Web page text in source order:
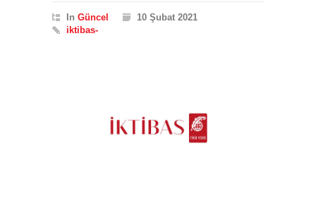
In Güncel
10 Şubat 2021
iktibas-